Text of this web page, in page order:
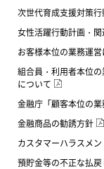
次世代育成支援対策
女性活躍行動計画・関
お客様本位の業務運
組合員・利用者本位
について
金融庁「顧客本位の
金融商品の勧誘方針
カスタマーハラスメ
預貯金等の不正な払